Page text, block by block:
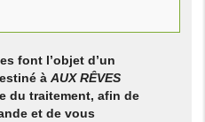
font l’objet d’un
àAUX RÊVES
du traitement, afin de
et de vous